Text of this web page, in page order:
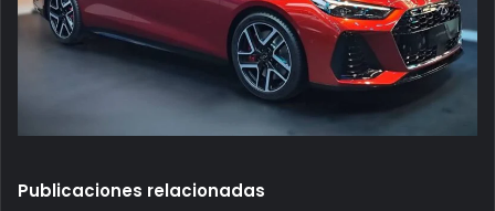
Publicaciones relacionadas